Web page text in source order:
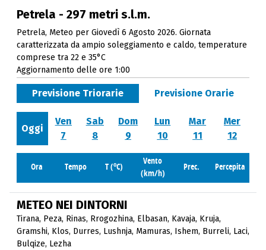
Petrela - 297 metri s.l.m.
Petrela, Meteo per Giovedì 6 Agosto 2026. Giornata
caratterizzata da ampio soleggiamento e caldo, temperature
comprese tra 22 e 35°C
Aggiornamento delle ore 1:00
Previsione Triorarie Previsione Orarie
Oggi
Ven
7
Sab
8
Dom
9
Lun
10
Mar
11
Mer
12
Ora Tempo T (oC)
Vento
(km/h)
Prec. Percepita
METEO NEI DINTORNI
Tirana, Peza, Rinas, Rrogozhina, Elbasan, Kavaja, Kruja,
Gramshi, Klos, Durres, Lushnja, Mamuras, Ishem, Burreli, Laci,
Bulqize, Lezha